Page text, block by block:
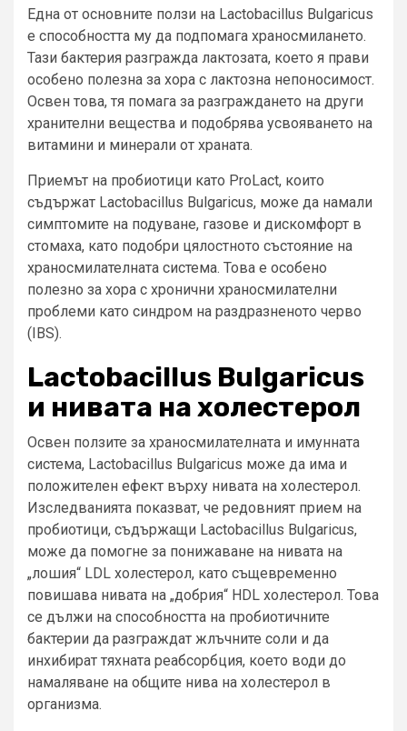
Една от основните ползи на Lactobacillus Bulgaricus
е способността му да подпомага храносмилането.
Тази бактерия разгражда лактозата, което я прави
особено полезна за хора с лактозна непоносимост.
Освен това, тя помага за разграждането на други
хранителни вещества и подобрява усвояването на
витамини и минерали от храната.
Приемът на пробиотици като ProLact, които
съдържат Lactobacillus Bulgaricus, може да намали
симптомите на подуване, газове и дискомфорт в
стомаха, като подобри цялостното състояние на
храносмилателната система. Това е особено
полезно за хора с хронични храносмилателни
проблеми като синдром на раздразненото черво
(IBS).
Lactobacillus Bulgaricus
и нивата на холестерол
Освен ползите за храносмилателната и имунната
система, Lactobacillus Bulgaricus може да има и
положителен ефект върху нивата на холестерол.
Изследванията показват, че редовният прием на
пробиотици, съдържащи Lactobacillus Bulgaricus,
може да помогне за понижаване на нивата на
„лошия“ LDL холестерол, като същевременно
повишава нивата на „добрия“ HDL холестерол. Това
се дължи на способността на пробиотичните
бактерии да разграждат жлъчните соли и да
инхибират тяхната реабсорбция, което води до
намаляване на общите нива на холестерол в
организма.